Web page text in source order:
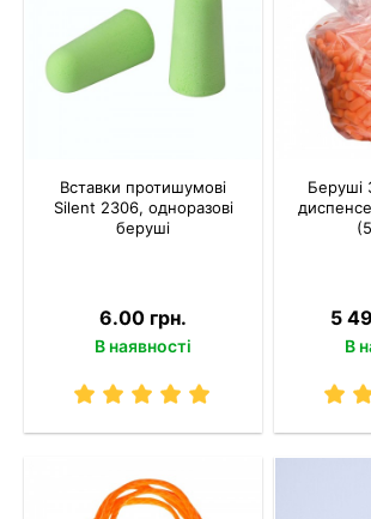
Вставки протишумові
Silent 2306, одноразові
беруші
6.00 грн.
В наявності
Беруші
5
В